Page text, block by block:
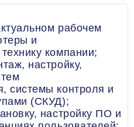
рабочем
и
компании;
настройку,
системы контроля и
(СКУД);
настройку ПО и